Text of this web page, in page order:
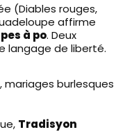
(Diables rouges,
affirme
à po. Deux
langage de liberté.
mariages burlesques
Tradisyon